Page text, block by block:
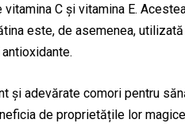
C și vitamina E.
este, de asemenea,
și adevărate comori pentru
de proprietățile lor